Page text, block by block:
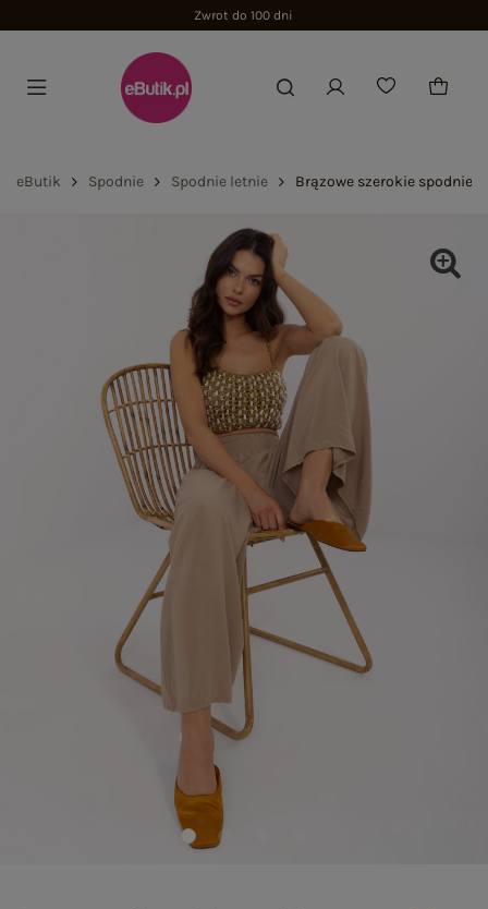
Zwrot do 100 dni
eButik Spodnie Spodnie letnie Brązowe szerokie spodnie